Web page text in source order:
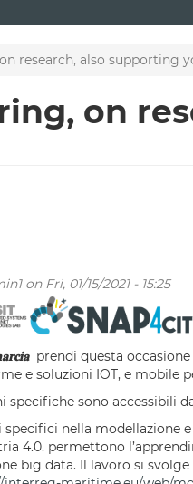
research, also supporting
on
on Fri, 01/15/2021 - 15:25
prendi questa
e soluzioni IOT, e mobile
specifiche sono accessibili
nella modellazione
4.0. permettono
big data. Il lavoro si